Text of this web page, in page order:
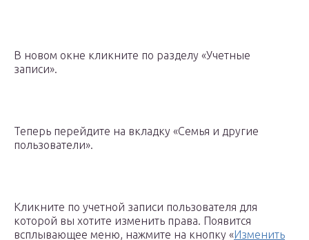
В новом окне кликните по разделу «Учетные
записи».
Теперь перейдите на вкладку «Семья и другие
пользователи».
Кликните по учетной записи пользователя для
которой вы хотите изменить права. Появится
всплывающее меню, нажмите на кнопку «Изменить